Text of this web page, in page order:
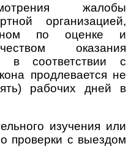
жалобы
организацией,
по оценке и
оказания
в соответствии с
продлевается не
рабочих дней в
изучения или
проверки с выездом